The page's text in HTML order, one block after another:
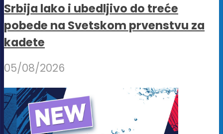
Srbija lako i ubedljivo do treće
pobede na Svetskom prvenstvu za
kadete
05/08/2026